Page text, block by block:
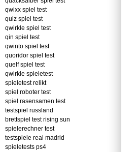
qwixx spiel test
quiz spiel test
qwirkle spiel test
qin spiel test
qwinto spiel test
quoridor spiel test
quelf spiel test
qwirkle spieletest
spieletest relikt
spiel roboter test
spiel rasensamen test
testspiel russland
brettspiel test rising sun
spielerechner test
testspiele real madrid
spieletests ps4